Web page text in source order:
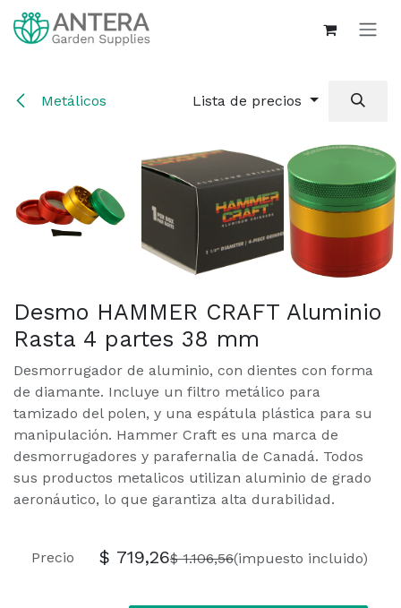
Ir al contenido
Metálicos Lista de precios
Desmo HAMMER CRAFT Aluminio
Rasta 4 partes 38 mm
Desmorrugador de aluminio, con dientes con forma
de diamante. Incluye un filtro metálico para
tamizado del polen, y una espátula plástica para su
manipulación. Hammer Craft es una marca de
desmorrugadores y parafernalia de Canadá. Todos
sus productos metalicos utilizan aluminio de grado
aeronáutico, lo que garantiza alta durabilidad.
Precio $ 719,26$1.106,56(impuesto incluido)